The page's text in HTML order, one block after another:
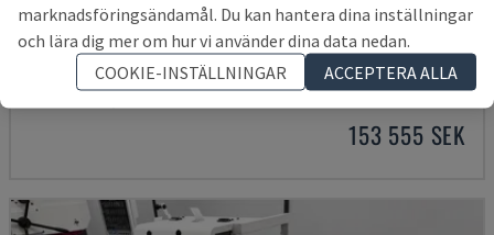
EMCOMAT 200X1000
EMCO - HORISONTELL SVARV
153 555 SEK
marknadsföringsändamål. Du kan hantera dina inställningar
och lära dig mer om hur vi använder dina data nedan.
COOKIE-INSTÄLLNINGAR
ACCEPTERA ALLA